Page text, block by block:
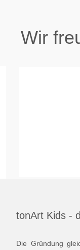
Wir
tonArt Kids -
Die Gründung